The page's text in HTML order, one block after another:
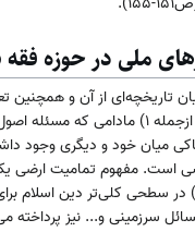
ملی در حوزه
حوزه فقه سیاسی اشاره می‌کنند؛
است. مفهوم تمامیت
بین‌الملل و فقه سیاسی است. ۳) در سطحی
سرزمینی و... نیز پرداخته